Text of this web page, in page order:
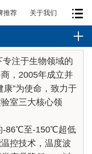
推荐 关于我们
注于生物领域的
，2005年成立并
康”为使命，致力于
室三大核心领
-86℃至-150℃超低
控技术，温度波